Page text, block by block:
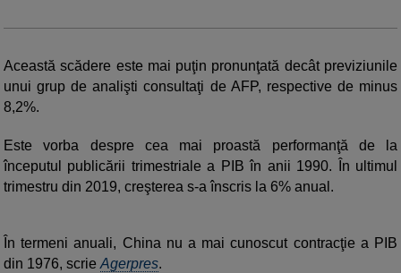
Această scădere este mai puţin pronunţată decât previziunile
unui grup de analişti consultaţi de AFP, respective de minus
8,2%.
Este vorba despre cea mai proastă performanţă de la
începutul publicării trimestriale a PIB în anii 1990. În ultimul
trimestru din 2019, creşterea s-a înscris la 6% anual.
În termeni anuali, China nu a mai cunoscut contracţie a PIB
din 1976, scrie Agerpres.